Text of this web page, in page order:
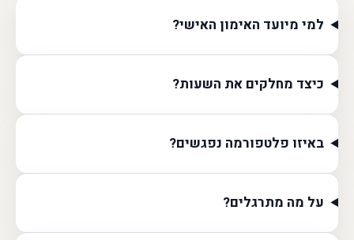
למי מיועד האימון האישי?
כיצד מחלקים את השעות?
באיזו פלטפורמה נפגשים?
על מה מתרגלים?